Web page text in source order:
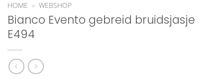
HOME » WEBSHOP
Bianco Evento gebreid bruidsjasje
E494